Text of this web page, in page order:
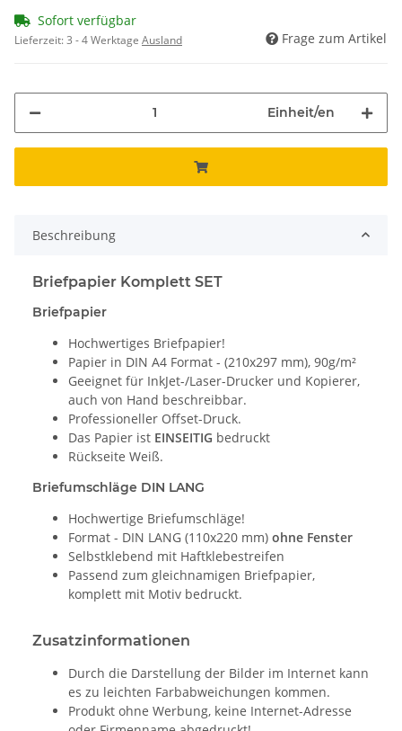
Sofort verfügbar
Lieferzeit:3 - 4 Werktage Ausland Frage zum Artikel
Einheit/en
Beschreibung
Briefpapier Komplett SET
Briefpapier
Hochwertiges Briefpapier!
Papier in DIN A4 Format - (210x297 mm), 90g/m²
Geeignet für InkJet-/Laser-Drucker und Kopierer,
auch von Hand beschreibbar.
Professioneller Offset-Druck.
Das Papier ist EINSEITIG bedruckt
Rückseite Weiß.
Briefumschläge DIN LANG
Hochwertige Briefumschläge!
Format - DIN LANG (110x220 mm) ohne Fenster
Selbstklebend mit Haftklebestreifen
Passend zum gleichnamigen Briefpapier,
komplett mit Motiv bedruckt.
Zusatzinformationen
Durch die Darstellung der Bilder im Internet kann
es zu leichten Farbabweichungen kommen.
Produkt ohne Werbung, keine Internet-Adresse